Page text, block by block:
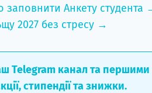
заповнити Анкету студента
2027 без стресу →
Telegram канал та першими
стипендії та знижки.